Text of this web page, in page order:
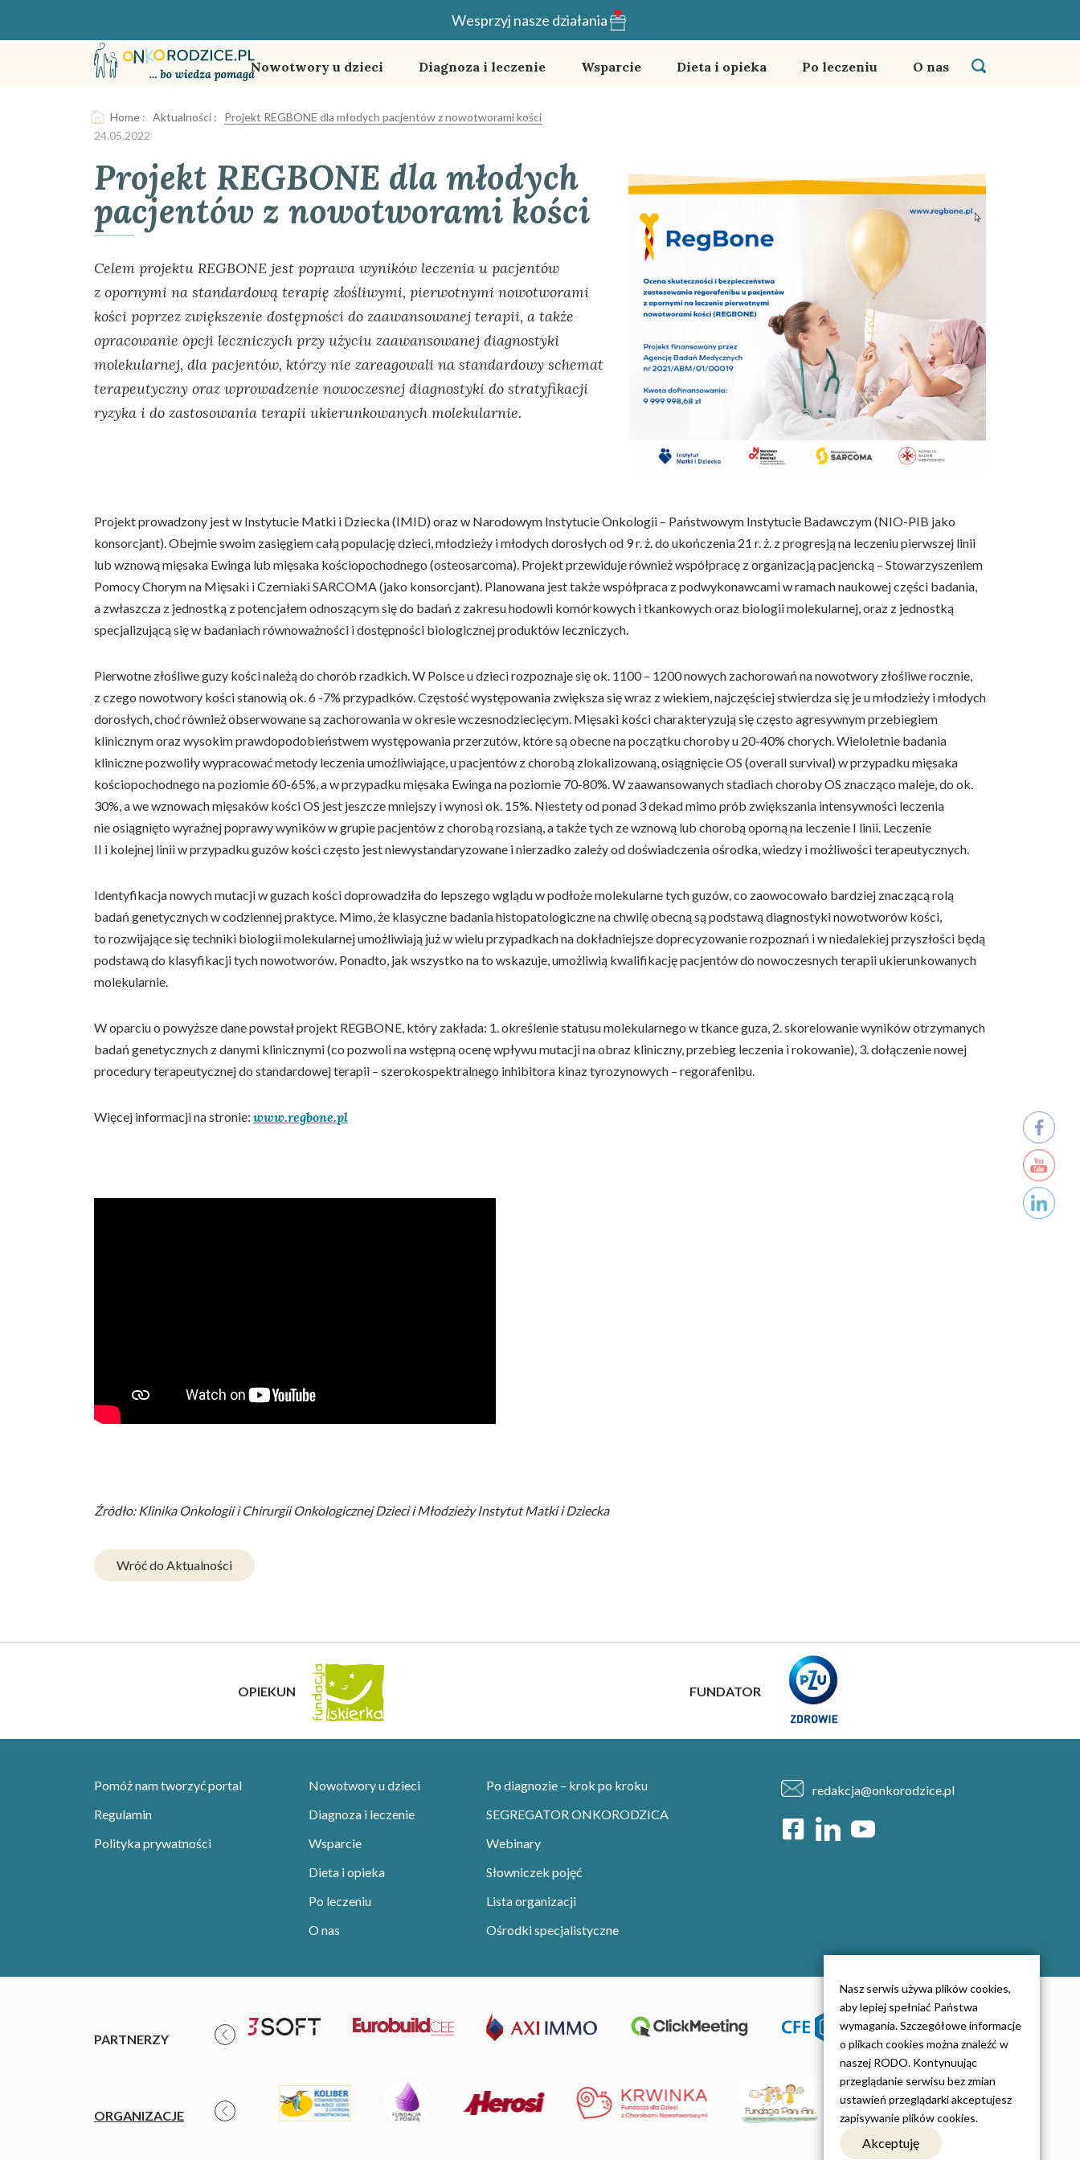
Wesprzyj nasze działania
Nowotwory u dzieci Diagnoza i leczenie Wsparcie Dieta i opieka Po leczeniu O nas
Home : Aktualności : Projekt REGBONE dla młodych pacjentów z nowotworami kości
24.05.2022
Projekt REGBONE dla młodych
pacjentów z nowotworami kości
Celem projektu REGBONE jest poprawa wyników leczenia u pacjentów
z opornymi na standardową terapię złośliwymi, pierwotnymi nowotworami
kości poprzez zwiększenie dostępności do zaawansowanej terapii, a także
opracowanie opcji leczniczych przy użyciu zaawansowanej diagnostyki
molekularnej, dla pacjentów, którzy nie zareagowali na standardowy schemat
terapeutyczny oraz wprowadzenie nowoczesnej diagnostyki do stratyfikacji
ryzyka i do zastosowania terapii ukierunkowanych molekularnie.
Projekt prowadzony jest w Instytucie Matki i Dziecka (IMID) oraz w Narodowym Instytucie Onkologii – Państwowym Instytucie Badawczym (NIO-PIB jako
konsorcjant). Obejmie swoim zasięgiem całą populację dzieci, młodzieży i młodych dorosłych od 9 r. ż. do ukończenia 21 r. ż. z progresją na leczeniu pierwszej linii
lub wznową mięsaka Ewinga lub mięsaka kościopochodnego (osteosarcoma). Projekt przewiduje również współpracę z organizacją pacjencką – Stowarzyszeniem
Pomocy Chorym na Mięsaki i Czerniaki SARCOMA (jako konsorcjant). Planowana jest także współpraca z podwykonawcami w ramach naukowej części badania,
a zwłaszcza z jednostką z potencjałem odnoszącym się do badań z zakresu hodowli komórkowych i tkankowych oraz biologii molekularnej, oraz z jednostką
specjalizującą się w badaniach równoważności i dostępności biologicznej produktów leczniczych.
Pierwotne złośliwe guzy kości należą do chorób rzadkich. W Polsce u dzieci rozpoznaje się ok. 1100 – 1200 nowych zachorowań na nowotwory złośliwe rocznie,
z czego nowotwory kości stanowią ok. 6 -7% przypadków. Częstość występowania zwiększa się wraz z wiekiem, najczęściej stwierdza się je u młodzieży i młodych
dorosłych, choć również obserwowane są zachorowania w okresie wczesnodziecięcym. Mięsaki kości charakteryzują się często agresywnym przebiegiem
klinicznym oraz wysokim prawdopodobieństwem występowania przerzutów, które są obecne na początku choroby u 20-40% chorych. Wieloletnie badania
kliniczne pozwoliły wypracować metody leczenia umożliwiające, u pacjentów z chorobą zlokalizowaną, osiągnięcie OS (overall survival) w przypadku mięsaka
kościopochodnego na poziomie 60-65%, a w przypadku mięsaka Ewinga na poziomie 70-80%. W zaawansowanych stadiach choroby OS znacząco maleje, do ok.
30%, a we wznowach mięsaków kości OS jest jeszcze mniejszy i wynosi ok. 15%. Niestety od ponad 3 dekad mimo prób zwiększania intensywności leczenia
nie osiągnięto wyraźnej poprawy wyników w grupie pacjentów z chorobą rozsianą, a także tych ze wznową lub chorobą oporną na leczenie I linii. Leczenie
II i kolejnej linii w przypadku guzów kości często jest niewystandaryzowane i nierzadko zależy od doświadczenia ośrodka, wiedzy i możliwości terapeutycznych.
Identyfikacja nowych mutacji w guzach kości doprowadziła do lepszego wglądu w podłoże molekularne tych guzów, co zaowocowało bardziej znaczącą rolą
badań genetycznych w codziennej praktyce. Mimo, że klasyczne badania histopatologiczne na chwilę obecną są podstawą diagnostyki nowotworów kości,
to rozwijające się techniki biologii molekularnej umożliwiają już w wielu przypadkach na dokładniejsze doprecyzowanie rozpoznań i w niedalekiej przyszłości będą
podstawą do klasyfikacji tych nowotworów. Ponadto, jak wszystko na to wskazuje, umożliwią kwalifikację pacjentów do nowoczesnych terapii ukierunkowanych
molekularnie.
W oparciu o powyższe dane powstał projekt REGBONE, który zakłada: 1. określenie statusu molekularnego w tkance guza, 2. skorelowanie wyników otrzymanych
badań genetycznych z danymi klinicznymi (co pozwoli na wstępną ocenę wpływu mutacji na obraz kliniczny, przebieg leczenia i rokowanie), 3. dołączenie nowej
procedury terapeutycznej do standardowej terapii – szerokospektralnego inhibitora kinaz tyrozynowych – regorafenibu.
Więcej informacji na stronie: www.regbone.pl
Źródło: Klinika Onkologii i Chirurgii Onkologicznej Dzieci i Młodzieży Instytut Matki i Dziecka
Wróć do Aktualności
OPIEKUN FUNDATOR
Pomóż nam tworzyć portal
Regulamin
Polityka prywatności
Nowotwory u dzieci
Diagnoza i leczenie
Wsparcie
Dieta i opieka
Po leczeniu
O nas
Po diagnozie – krok po kroku
SEGREGATOR ONKORODZICA
Webinary
Słowniczek pojęć
Lista organizacji
Ośrodki specjalistyczne
redakcja@onkorodzice.pl
PARTNERZY
ORGANIZACJE
Nasz serwis używa plików cookies,
aby lepiej spełniać Państwa
wymagania. Szczegółowe informacje
o plikach cookies można znaleźć w
naszej RODO. Kontynuując
przeglądanie serwisu bez zmian
ustawień przeglądarki akceptujesz
zapisywanie plików cookies.
Akceptuję